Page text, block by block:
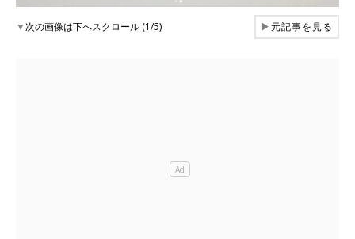
▼次の画像は下へスクロール (1/5) ▶元記事を見る